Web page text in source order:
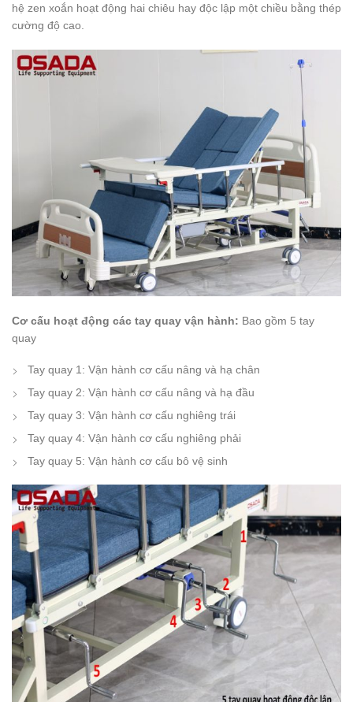
hệ zen xoắn hoạt động hai chiêu hay độc lập một chiều bằng thép
cường độ cao.
Cơ cấu hoạt động các tay quay vận hành: Bao gồm 5 tay
quay
Tay quay 1: Vận hành cơ cấu nâng và hạ chân
Tay quay 2: Vận hành cơ cấu nâng và hạ đầu
Tay quay 3: Vận hành cơ cấu nghiêng trái
Tay quay 4: Vận hành cơ cấu nghiêng phải
Tay quay 5: Vận hành cơ cấu bô vệ sinh